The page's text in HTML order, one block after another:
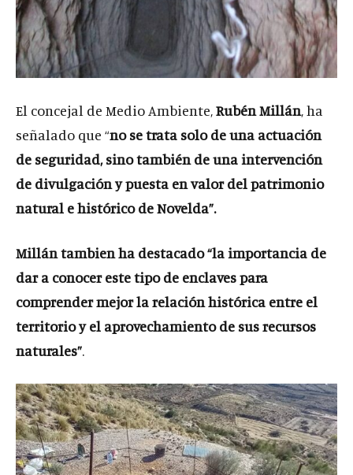
El concejal de Medio Ambiente,Rubén Millán, ha
señalado que “no se trata solo de una actuación
de seguridad, sino también de una intervención
de divulgación y puesta en valor del patrimonio
natural e histórico de Novelda”.
Millán tambien ha destacado “la importancia de
dar a conocer este tipo de enclaves para
comprender mejor la relación histórica entre el
territorio y el aprovechamiento de sus recursos
naturales”.